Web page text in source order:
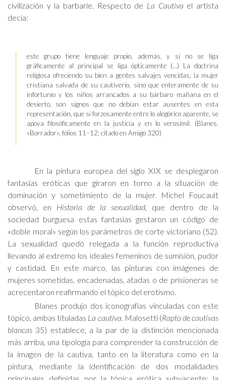
civilización y la barbarie. Respecto de La Cautiva el artista
decía:
este grupo tiene lenguaje propio, además, y si no se liga
gráficamente al principal se liga ópticamente (…) La doctrina
religiosa ofreciendo su bien a gentes salvajes vencidas, la mujer
cristiana salvada de su cautiverio, sino que enteramente de su
infortunio y los niños arrancados a su bárbaro mañana en el
desierto, son signos que no debían estar ausentes en esta
representación, que si forzosamente entre lo alegórico aparente, se
apoya filosóficamente en la justicia y en lo verosímil. (Blanes.
«Borrador», folios 11–12; citado en Amigo 320)
En la pintura europea del siglo XIX se desplegaron
fantasías eróticas que giraron en torno a la situación de
dominación y sometimiento de la mujer. Michel Foucault
observó, en Historia de la sexualidad, que dentro de la
sociedad burguesa estas fantasías gestaron un código de
«doble moral» según los parámetros de corte victoriano (52).
La sexualidad quedó relegada a la función reproductiva
llevando al extremo los ideales femeninos de sumisión, pudor
y castidad. En este marco, las pinturas con imágenes de
mujeres sometidas, encadenadas, atadas o de prisioneras se
acrecentaron reafirmando el tópico del erotismo.
Blanes produjo dos iconografías vinculadas con este
tópico, ambas tituladas La cautiva. Malosetti (Rapto de cautivas
blancas 35) establece, a la par de la distinción mencionada
más arriba, una tipología para comprender la construcción de
la imagen de la cautiva, tanto en la literatura como en la
pintura, mediante la identificación de dos modalidades